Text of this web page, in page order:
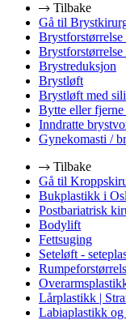
Tilbake
Gå til
Brystforstørrelse
Brystreduksjon
Brystløft
Brystløft med
Bytte eller
Inndratte
Gynekomasti /
Tilbake
Gå til
Bukplastikk i
Postbariatrisk
Bodylift
Fettsuging
Seteløft -
Lårplastikk |
Labiaplastikk